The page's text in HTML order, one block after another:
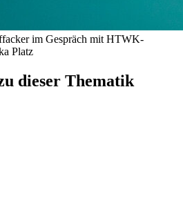
im Gespräch mit HTWK-
Platz
dieser Thematik